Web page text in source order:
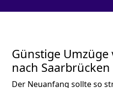
Günstige
nach Saarbrücken
Der Neuanfang sollte so